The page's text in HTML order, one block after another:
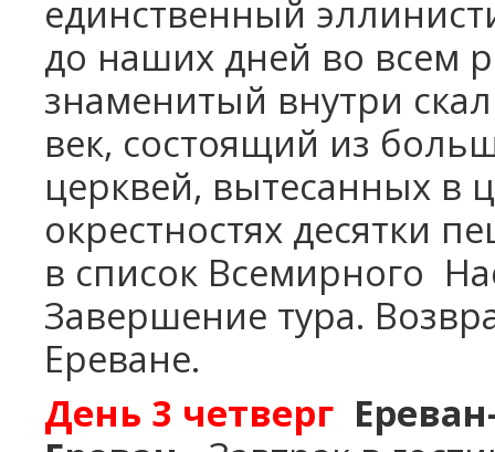
Школьные каникулы в Армении -
5 дней
Школьные каникулы в Армении -
7 дней
единственный
до наших дней во всем
знаменитый внутри
век, состоящий из
церквей, вытесанных в
окрестностях десятки
в список Всемирного
Завершение тура.
Ереване.
День 3 четверг